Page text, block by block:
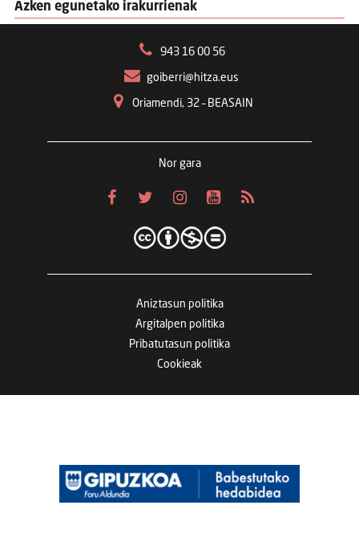
Azken egunetako irakurrienak
943 16 00 56
goiberri@hitza.eus
Oriamendi, 32 – BEASAIN
Nor gara
Aniztasun politika
Argitalpen politika
Pribatutasun politika
Cookieak